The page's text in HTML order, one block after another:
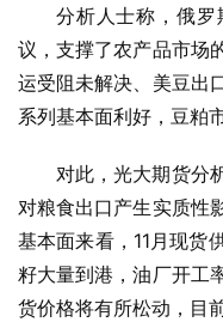
分析人士称，俄
议，支撑了农产品市场
运受阻未解决、美豆出
系列基本面利好，豆粕
对此，光大期货分
对粮食出口产生实质性
基本面来看，11月现货
籽大量到港，油厂开工
货价格将有所松动，目